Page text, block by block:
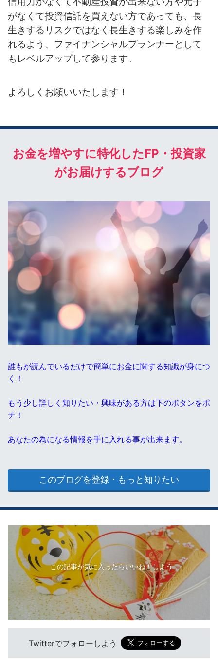
がなくて投資信託を買えない方であっても、長
生きするリスクではなく長生きする楽しみを作
れるよう、ファイナンシャルプランナーとして
もレベルアップして参ります。
よろしくお願いいたします！
お金を増やすに特化したFP・投資家
がお届けするブログ
誰もが読んでいるだけで簡単にお金に関する知識が身につ
く！
もう少し詳しく知りたい・興味がある方は下のボタンをポ
チ！
あなたの為になる情報を手に入れる事が出来ます。
このブログを登録・もっと知りたい
この記事が気に入ったらいいね！しよう
Twitterでフォローしよう